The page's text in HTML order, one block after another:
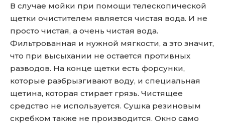
В случае мойки при помощи телескопической
щетки очистителем является чистая вода. И не
просто чистая, а очень чистая вода.
Фильтрованная и нужной мягкости, а это значит,
что при высыхании не остается противных
разводов. На конце щетки есть форсунки,
которые разбрызгивают воду, и специальная
щетина, которая стирает грязь. Чистящее
средство не используется. Сушка резиновым
скребком также не производится. Окно само